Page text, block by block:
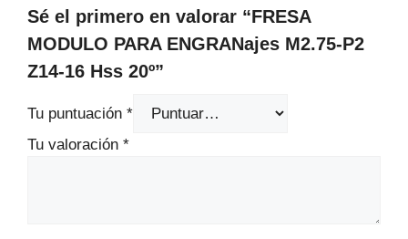
Sé el primero en valorar “FRESA
MODULO PARA ENGRANajes M2.75-P2
Z14-16 Hss 20º”
Tu puntuación *
Tu valoración *